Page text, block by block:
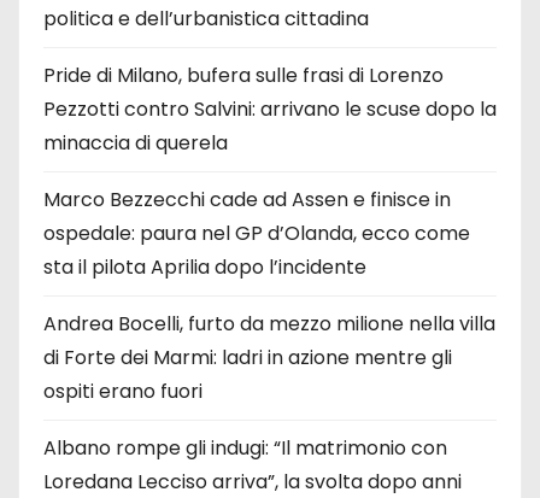
politica e dell’urbanistica cittadina
Pride di Milano, bufera sulle frasi di Lorenzo
Pezzotti contro Salvini: arrivano le scuse dopo la
minaccia di querela
Marco Bezzecchi cade ad Assen e finisce in
ospedale: paura nel GP d’Olanda, ecco come
sta il pilota Aprilia dopo l’incidente
Andrea Bocelli, furto da mezzo milione nella villa
di Forte dei Marmi: ladri in azione mentre gli
ospiti erano fuori
Albano rompe gli indugi: “Il matrimonio con
Loredana Lecciso arriva”, la svolta dopo anni